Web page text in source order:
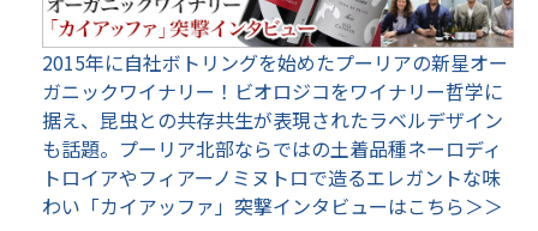
2015年に自社ボトリングを始めたプーリアの新星オー
ガニックワイナリー！ビオロジコをワイナリー哲学に
据え、昆虫との共存共生が表現されたラベルデザイン
も話題。プーリア北部ならではの土着品種ネーロディ
トロイアやフィアーノミヌトロで造るエレガントな味
わい「カイアッファ」突撃インタビューはこちら＞＞